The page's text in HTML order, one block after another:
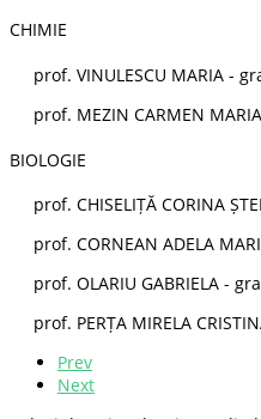
CHIMIE
prof. VINULESCU MARIA -
prof. MEZIN CARMEN
BIOLOGIE
prof. CHISELIȚĂ CORINA
prof. CORNEAN ADELA
prof. OLARIU GABRIELA -
prof. PERȚA MIRELA
Prev
Next